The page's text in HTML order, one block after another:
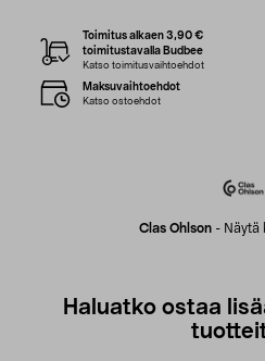
Clas Ohlson - Näytä
Toimitus alkaen 3,90 €
toimitustavalla Budbee
Katso toimitusvaihtoehdot
Maksuvaihtoehdot
Katso ostoehdot
Haluatko ostaa